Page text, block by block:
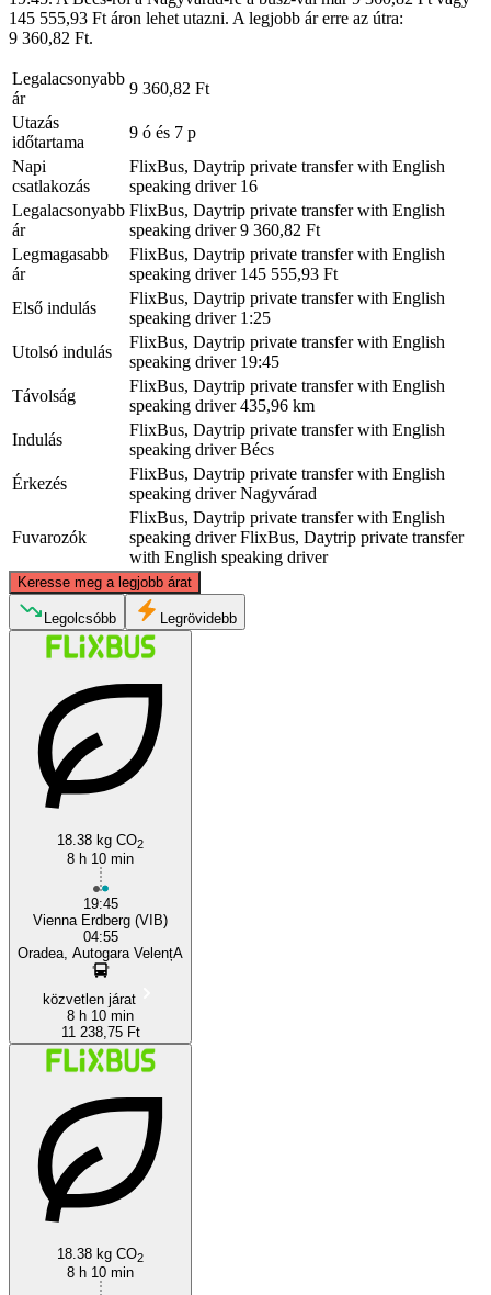
145 555,93 Ft áron lehet utazni. A legjobb ár erre az útra:
9 360,82 Ft.
Legalacsonyabb
ár
9 360,82 Ft
Utazás
időtartama
9 ó és 7 p
Napi
csatlakozás
FlixBus, Daytrip private transfer with English
speaking driver 16
Legalacsonyabb
ár
FlixBus, Daytrip private transfer with English
speaking driver 9 360,82 Ft
Legmagasabb
ár
FlixBus, Daytrip private transfer with English
speaking driver 145 555,93 Ft
Első indulás
FlixBus, Daytrip private transfer with English
speaking driver 1:25
Utolsó indulás
FlixBus, Daytrip private transfer with English
speaking driver 19:45
Távolság
FlixBus, Daytrip private transfer with English
speaking driver 435,96 km
Indulás
FlixBus, Daytrip private transfer with English
speaking driver Bécs
Érkezés
FlixBus, Daytrip private transfer with English
speaking driver Nagyvárad
Fuvarozók
FlixBus, Daytrip private transfer with English
speaking driver FlixBus, Daytrip private transfer
with English speaking driver
Keresse meg a legjobb árat
©CARTO, ©OpenStreetMap
Legolcsóbb Legrövidebb
18.38 kg CO2
8 h 10 min
19:45
Vienna Erdberg (VIB)
04:55
Oradea, Autogara VelențA
közvetlen járat
8 h 10 min
11 238,75 Ft
18.38 kg CO2
8 h 10 min